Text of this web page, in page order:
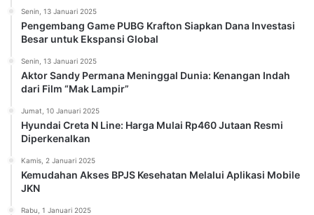
Senin, 13 Januari 2025
Pengembang Game PUBG Krafton Siapkan Dana Investasi
Besar untuk Ekspansi Global
Senin, 13 Januari 2025
Aktor Sandy Permana Meninggal Dunia: Kenangan Indah
dari Film “Mak Lampir”
Jumat, 10 Januari 2025
Hyundai Creta N Line: Harga Mulai Rp460 Jutaan Resmi
Diperkenalkan
Kamis, 2 Januari 2025
Kemudahan Akses BPJS Kesehatan Melalui Aplikasi Mobile
JKN
Rabu, 1 Januari 2025